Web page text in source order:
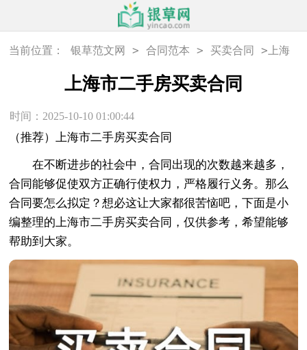
当前位置： 银草范文网 > 合同范本 > 买卖合同 >上海
市二手房买卖合同
上海市二手房买卖合同
时间：2025-10-10 01:00:44
（推荐）上海市二手房买卖合同
在不断进步的社会中，合同出现的次数越来越多，
合同能够促使双方正确行使权力，严格履行义务。那么
合同要怎么拟定？想必这让大家都很苦恼吧，下面是小
编整理的上海市二手房买卖合同，仅供参考，希望能够
帮助到大家。